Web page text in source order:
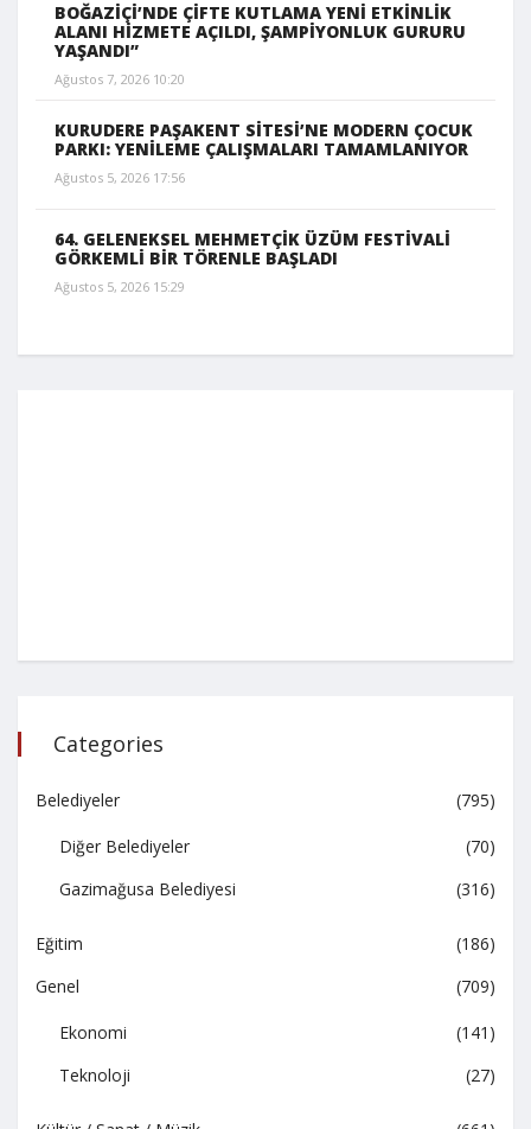
BOĞAZİÇİ’NDE ÇİFTE KUTLAMA YENİ ETKİNLİK
ALANI HİZMETE AÇILDI, ŞAMPİYONLUK GURURU
YAŞANDI”
Ağustos 7, 2026 10:20
KURUDERE PAŞAKENT SİTESİ’NE MODERN ÇOCUK
PARKI: YENİLEME ÇALIŞMALARI TAMAMLANIYOR
Ağustos 5, 2026 17:56
64. GELENEKSEL MEHMETÇİK ÜZÜM FESTİVALİ
GÖRKEMLİ BİR TÖRENLE BAŞLADI
Ağustos 5, 2026 15:29
Categories
Belediyeler (795)
Diğer Belediyeler
(70)
Gazimağusa Belediyesi
(316)
Eğitim
(186)
Genel
(709)
Ekonomi
(141)
Teknoloji
(27)